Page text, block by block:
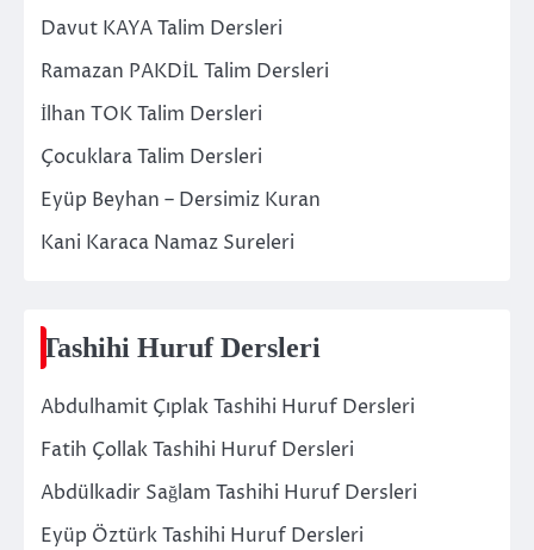
Davut KAYA Talim Dersleri
Ramazan PAKDİL Talim Dersleri
İlhan TOK Talim Dersleri
Çocuklara Talim Dersleri
Eyüp Beyhan – Dersimiz Kuran
Kani Karaca Namaz Sureleri
Tashihi Huruf Dersleri
Abdulhamit Çıplak Tashihi Huruf Dersleri
Fatih Çollak Tashihi Huruf Dersleri
Abdülkadir Sağlam Tashihi Huruf Dersleri
Eyüp Öztürk Tashihi Huruf Dersleri